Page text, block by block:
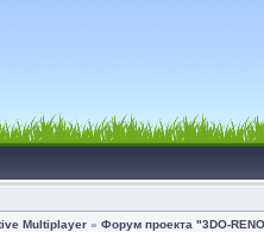
Multiplayer » Форум проекта "3DO-